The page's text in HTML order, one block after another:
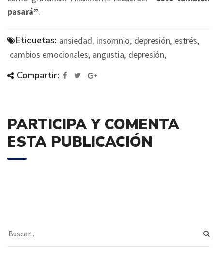
pasará”.
Etiquetas: ansiedad, insomnio, depresión, estrés,
cambios emocionales, angustia, depresión,
Compartir:
PARTICIPA Y COMENTA
ESTA PUBLICACIÓN